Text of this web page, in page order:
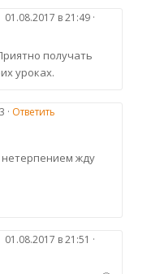
01.08.2017 в 21:49 ·
получать
уроках.
· Ответить
жду
01.08.2017 в 21:51 ·